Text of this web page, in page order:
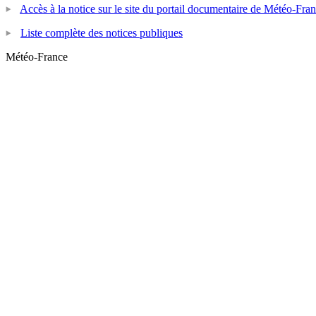
Accès à la notice sur le site du portail documentaire de Météo-
Liste complète des notices publiques
Météo-France